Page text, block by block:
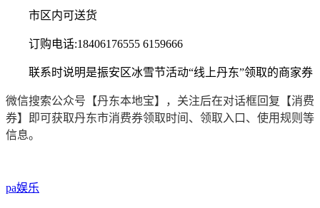
市区内可送货
订购电话:18406176555 6159666
联系时说明是振安区冰雪节活动“线上丹东”领取的商家券
微信搜索公众号【丹东本地宝】，关注后在对话框回复【消费
券】即可获取丹东市消费券领取时间、领取入口、使用规则等
信息。
pa娱乐